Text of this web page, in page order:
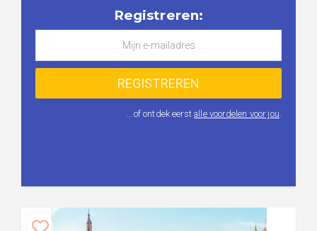
Registreren:
...of ontdek eerstalle voordelen voor jou.